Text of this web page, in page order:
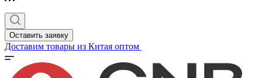
Оставить заявку
Доставим товары из Китая оптом